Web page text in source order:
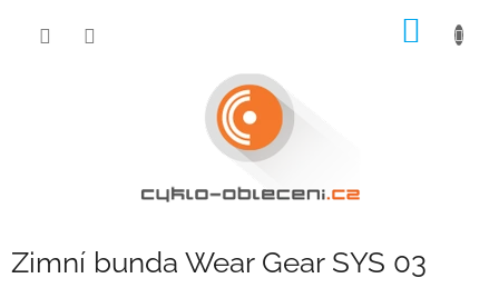
Zimní bunda Wear Gear SYS 03